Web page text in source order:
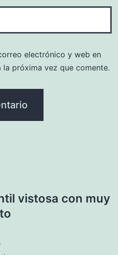
electrónico y web en
próxima vez que comente.
vistosa con muy